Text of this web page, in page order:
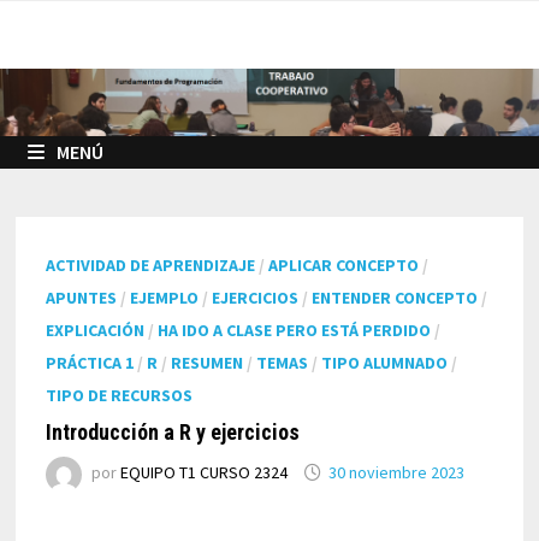
contenido
MENÚ
ACTIVIDAD DE APRENDIZAJE /APLICAR CONCEPTO /
APUNTES / EJEMPLO / EJERCICIOS / ENTENDER CONCEPTO /
EXPLICACIÓN / HA IDO A CLASE PERO ESTÁ PERDIDO /
PRÁCTICA 1 / R / RESUMEN / TEMAS / TIPO ALUMNADO /
TIPO DE RECURSOS
Introducción a R y ejercicios
porEQUIPO T1 CURSO 2324 30 noviembre 2023